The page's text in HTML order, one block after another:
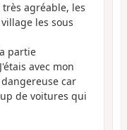
agréable, les
les sous
partie
avec mon
car
de voitures qui